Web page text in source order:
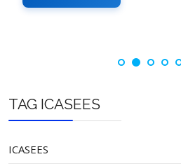
TAG ICASEES
ICASEES